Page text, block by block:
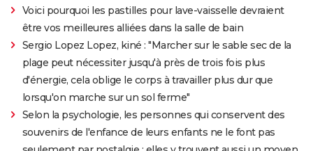
Voici pourquoi les pastilles pour lave-vaisselle devraient
être vos meilleures alliées dans la salle de bain
Sergio Lopez Lopez, kiné : "Marcher sur le sable sec de la
plage peut nécessiter jusqu'à près de trois fois plus
d'énergie, cela oblige le corps à travailler plus dur que
lorsqu'on marche sur un sol ferme"
Selon la psychologie, les personnes qui conservent des
souvenirs de l'enfance de leurs enfants ne le font pas